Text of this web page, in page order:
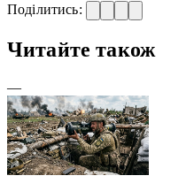
Поділитись:
Читайте також
—